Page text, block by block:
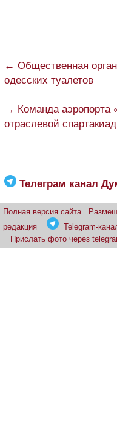
← Общественная
одесских туалетов
→ Команда аэропорта
отраслевой
Телеграм канал
Полная версия сайта
редакция
Telegram-
Прислать фото через